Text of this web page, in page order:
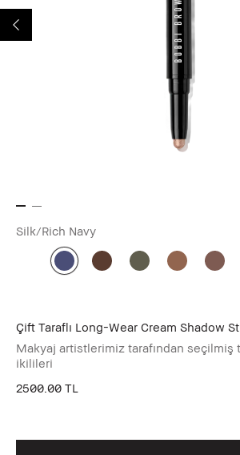
Silk/Rich Navy
Çift Taraflı Long-Wear Cream Shadow
Makyaj artistlerimiz tarafından seçilmiş
ikilileri
2500.00 TL